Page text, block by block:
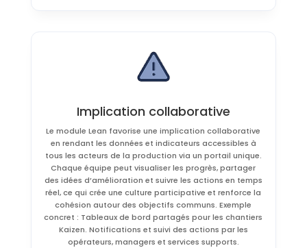
Implication collaborative
Le module Lean favorise une implication collaborative
en rendant les données et indicateurs accessibles à
tous les acteurs de la production via un portail unique.
Chaque équipe peut visualiser les progrès, partager
des idées d’amélioration et suivre les actions en temps
réel, ce qui crée une culture participative et renforce la
cohésion autour des objectifs communs. Exemple
concret : Tableaux de bord partagés pour les chantiers
Kaizen. Notifications et suivi des actions par les
opérateurs, managers et services supports.